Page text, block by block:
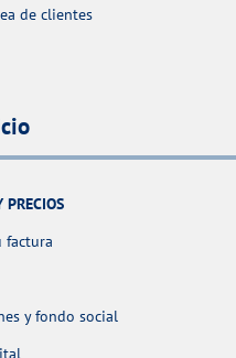
de clientes
PRECIOS
factura
y fondo social